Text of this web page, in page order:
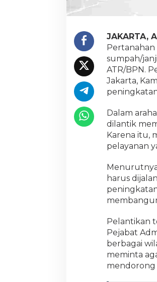
n
P
e
n
n
k
a
a
n
e
c
e
a
a
n
P
l
a
JAKARTA,
Pertanahan
sumpah/
ATR/BPN.
Jakarta,
Dalam
dilantik
Karena itu,
pelayanan
harus
Pelantikan
Pejabat
berbagai
meminta
mendorong